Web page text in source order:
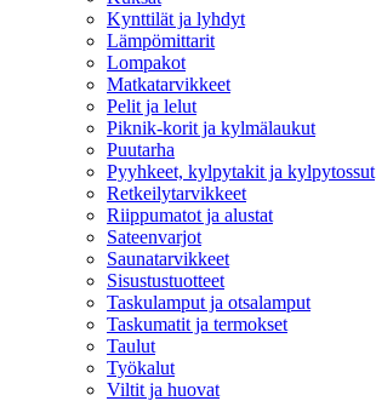
Kynttilät ja lyhdyt
Lämpömittarit
Lompakot
Matkatarvikkeet
Pelit ja lelut
Piknik-korit ja kylmälaukut
Puutarha
Pyyhkeet, kylpytakit ja kylpytossut
Retkeilytarvikkeet
Riippumatot ja alustat
Sateenvarjot
Saunatarvikkeet
Sisustustuotteet
Taskulamput ja otsalamput
Taskumatit ja termokset
Taulut
Työkalut
Viltit ja huovat